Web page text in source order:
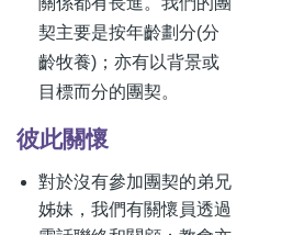
契主要是按年齡劃分(分
齡牧養)；亦有以背景或
目標而分的團契。
彼此關懷
對於沒有參加團契的弟兄
姊妹，我們有關懷員透過